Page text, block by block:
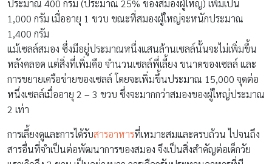
ประมาณ 400 กรัม (ประมาณ 25% ของสมองผู้ใหญ่) เพิ่มเป็น
1,000 กรัม เมื่ออายุ 1 ขวบ ขณะที่สมองผู้ใหญ่จะหนักประมาณ
1,400 กรัม
แม้เซลล์สมอง ซึ่งมีอยู่ประมาณหนึ่งแสนล้านเซลล์นั้นจะไม่เพิ่มขึ้น
หลังคลอด แต่สิ่งที่เพิ่มคือ จำนวนเซลล์พี่เลี้ยง ขนาดของเซลล์ และ
การขยายเครือข่ายของเซลล์ โดยจะเพิ่มขึ้นประมาณ 15,000 จุดต่อ
หนึ่งเซลล์เมื่ออายุ 2 – 3 ขวบ ซึ่งจะมากกว่าสมองของผู้ใหญ่ประมาณ
2 เท่า
การเลี้ยงดูและการได้รับสารอาหารที่เหมาะสมและครบถ้วน ไปจนถึง
สารอื่นที่จำเป็นต่อพัฒนาการของสมอง จึงเป็นสิ่งสำคัญต่อเด็กวัย